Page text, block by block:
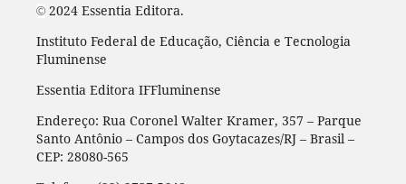
©2024 Essentia Editora.
Instituto Federal de Educação, Ciência e Tecnologia
Fluminense
Essentia Editora IFFluminense
Endereço: Rua Coronel Walter Kramer, 357 – Parque
Santo Antônio – Campos dos Goytacazes/RJ – Brasil –
CEP: 28080-565